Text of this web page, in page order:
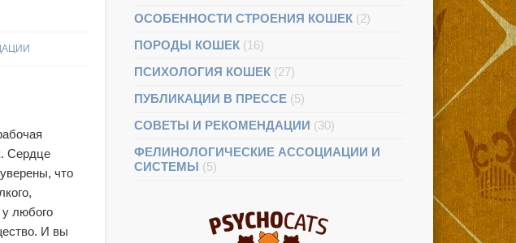
Сердце
что
у любого
И вы
ОСОБЕННОСТИ СТРОЕНИЯ КОШЕК (2)
ПОРОДЫ КОШЕК (16)
ПСИХОЛОГИЯ КОШЕК (27)
ПУБЛИКАЦИИ В ПРЕССЕ (5)
СОВЕТЫ И РЕКОМЕНДАЦИИ (30)
ФЕЛИНОЛОГИЧЕСКИЕ АССОЦИАЦИИ И
СИСТЕМЫ (5)